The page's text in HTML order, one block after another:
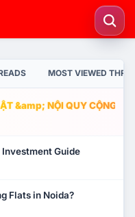
MOST VIEWED
&amp; NỘI QUY CỘNG
Guide
Flats in Noida?